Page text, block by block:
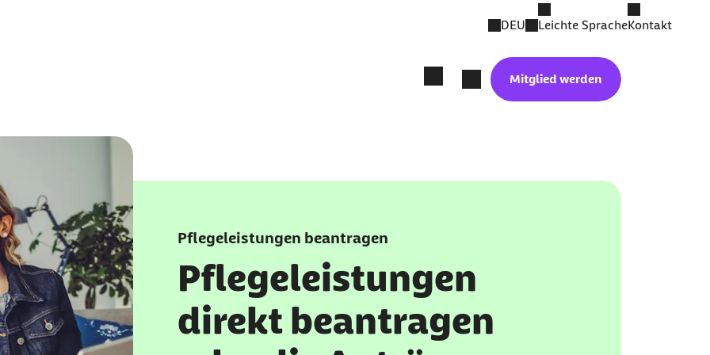
DEU Leichte SpracheKontakt
Mitglied werden
Pflegeleistungen beantragen
Pflegeleistungen
direkt beantragen